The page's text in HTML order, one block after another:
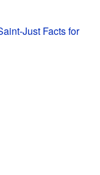
Just Facts for